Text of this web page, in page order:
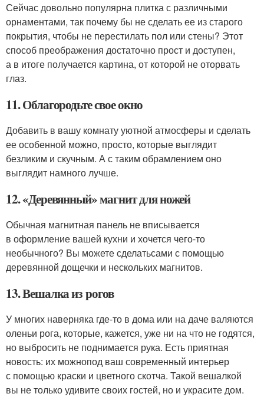
Сейчас довольно популярна плитка с различными
орнаментами, так почему бы не сделать ее из старого
покрытия, чтобы не перестилать пол или стены? Этот
способ преображения достаточно прост и доступен,
а в итоге получается картина, от которой не оторвать
глаз.
11. Облагородьте свое окно
Добавить в вашу комнату уютной атмосферы и сделать
ее особенной можно, просто, которые выглядит
безликим и скучным. А с таким обрамлением оно
выглядит намного лучше.
12. «Деревянный» магнит для ножей
Обычная магнитная панель не вписывается
в оформление вашей кухни и хочется чего-то
необычного? Вы можете сделатьсами с помощью
деревянной дощечки и нескольких магнитов.
13. Вешалка из рогов
У многих наверняка где-то в дома или на даче валяются
оленьи рога, которые, кажется, уже ни на что не годятся,
но выбросить не поднимается рука. Есть приятная
новость: их можнопод ваш современный интерьер
с помощью краски и цветного скотча. Такой вешалкой
вы не только удивите своих гостей, но и украсите дом.